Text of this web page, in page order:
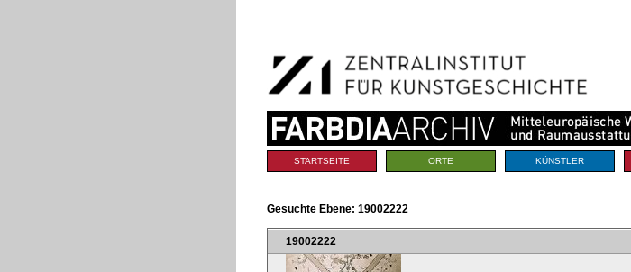
Navigation
Sektionen
STARTSEITE ORTE KÜNSTLER
Gesuchte Ebene: 19002222
19002222